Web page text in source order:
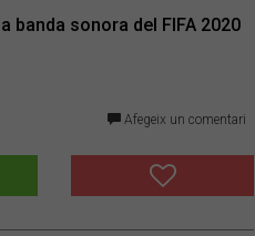
banda sonora del FIFA 2020
Afegeix un comentari